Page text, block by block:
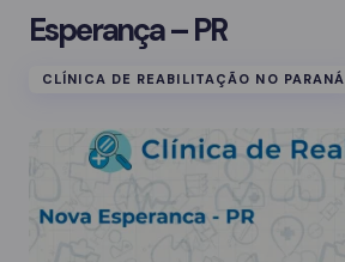
Esperança – PR
CLÍNICA DE REABILITAÇÃO NO PARANÁ